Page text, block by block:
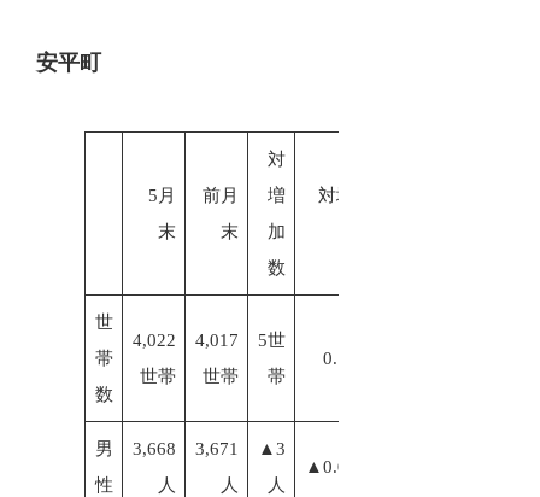
安平町
5月
末
前月
末
対
増
加
数
対増加
世
帯
数
4,022
世帯
4,017
世帯
5世
帯
0.12%
男
性
3,668
人
3,671
人
▲3
人
▲0.08%